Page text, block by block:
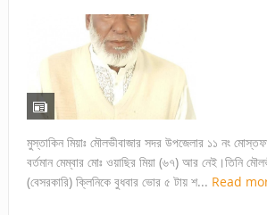
মুস্তাকিন মিয়াঃ মৌলভীবাজার সদর উপজেলার ১১ নং
বর্তমান মেম্বার মোঃ ওয়াছির মিয়া (৬৭) আর নেই।তিনি
(বেসরকারি) ক্লিনিকে বুধবার ভোর ৫ টায় শ... Read